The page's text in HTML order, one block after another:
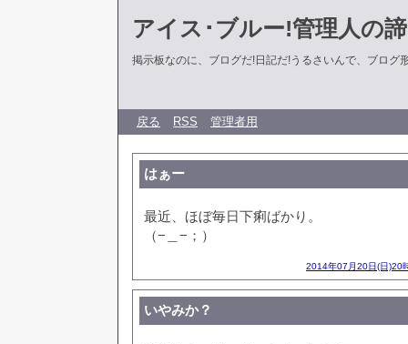
アイス･ブルー!管理人の
掲示板なのに、ブログだ!日記だ!うるさいんで、ブログ
戻る RSS 管理者用
はぁー
最近、ほぼ毎日下痢ばかり。
（−＿−；）
2014年07月20日(日)20
いやみか？